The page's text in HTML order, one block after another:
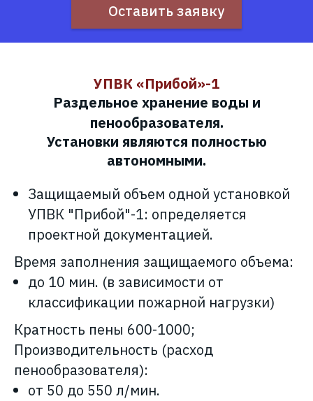
Оставить заявку
УПВК «Прибой»-1
Раздельное хранение воды и
пенообразователя.
Установки являются полностью
автономными.
Защищаемый объем одной установкой
УПВК "Прибой"-1: определяется
проектной документацией.
Время заполнения защищаемого объема:
до 10 мин. (в зависимости от
классификации пожарной нагрузки)
Кратность пены 600-1000;
Производительность (расход
пенообразователя):
от 50 до 550 л/мин.